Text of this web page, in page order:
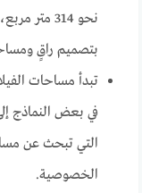
نحو 314
بتصميم راقٍ
التي تبحث عن
الخصوصية.